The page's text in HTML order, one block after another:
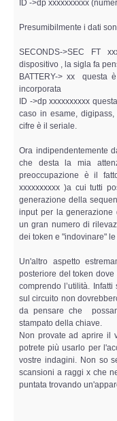
Incident
Copia/
Indagini
Remote
Acquisizione
Sblocco PIN
Prevenzione
CYBER
Security
Risk
ID ->dp xxxxxxxxxx
Presumibilmente i dati
SECONDS->SEC FT
dispositivo , la sigla fa
BATTERY-> xx questa
incorporata
ID ->dp xxxxxxxxxx
caso in esame,
cifre è il seriale.
Ora indipendentemente
che desta la mia
preoccupazione è il
xxxxxxxxxx )a cui tutti
generazione della
input per la generazione
un gran numero di
dei token e "indovinare"
Un'altro aspetto
posteriore del token
comprendo l’utilità.
sul circuito non
da pensare che
stampato della chiave.
Non provate ad aprire il
potrete più usarlo per
vostre indagini. Non so
scansioni a raggi x che
puntata trovando